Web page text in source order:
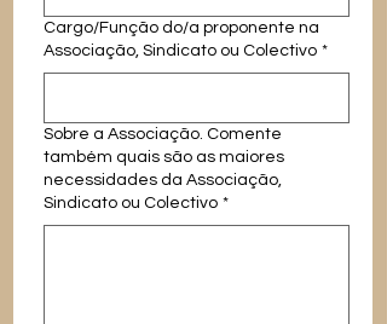
Cargo/Função do/a proponente na
Associação, Sindicato ou Colectivo *
Sobre a Associação. Comente
também quais são as maiores
necessidades da Associação,
Sindicato ou Colectivo *